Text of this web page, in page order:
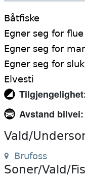
Båtfiske
Egner seg for flue
Egner seg for
Egner seg for sluk
Elvesti
Tilgjengelighet
Avstand bilvei
Vald/
Brufoss
Soner/Vald/